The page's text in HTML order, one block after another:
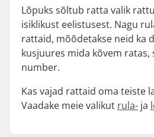
Lõpuks sõltub ratta valik
isiklikust eelistusest. Nagu
rattaid, mõõdetakse neid ka
kusjuures mida kõvem ratas,
number.
Kas vajad rattaid oma teiste
Vaadake meie valikut rula- ja